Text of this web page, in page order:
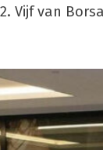
Vijf van